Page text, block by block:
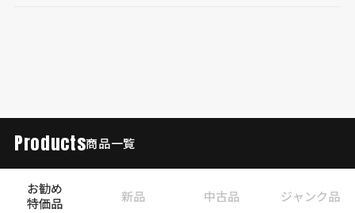
Products商品一覧
お勧め
特価品
新品 中古品 ジャンク品